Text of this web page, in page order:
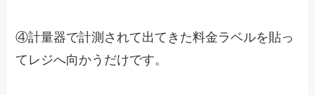
④計量器で計測されて出てきた料金ラベルを貼っ
てレジへ向かうだけです。